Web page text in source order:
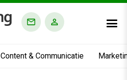
Content & Communicatie